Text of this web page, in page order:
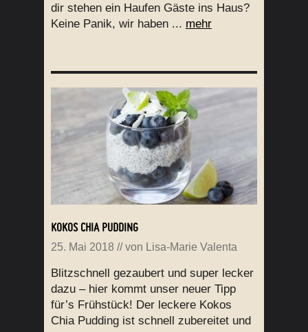
dir stehen ein Haufen Gäste ins Haus?
Keine Panik, wir haben ... mehr
KOKOS CHIA PUDDING
25. Mai 2018 // von Lisa-Marie Valenta
Blitzschnell gezaubert und super lecker
dazu – hier kommt unser neuer Tipp
für’s Frühstück! Der leckere Kokos
Chia Pudding ist schnell zubereitet und